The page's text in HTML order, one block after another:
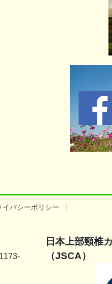
イバシーポリシー
日本上部頸椎
（JSCA）